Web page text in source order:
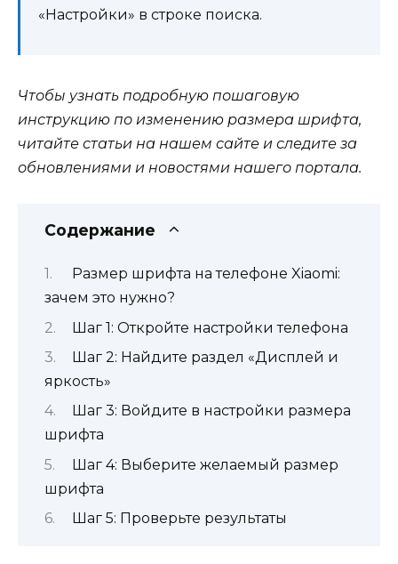
«Настройки» в строке поиска.
Чтобы узнать подробную пошаговую
инструкцию по изменению размера шрифта,
читайте статьи на нашем сайте и следите за
обновлениями и новостями нашего портала.
Содержание
Размер шрифта на телефоне Xiaomi:
зачем это нужно?
Шаг 1: Откройте настройки телефона
Шаг 2: Найдите раздел «Дисплей и
яркость»
Шаг 3: Войдите в настройки размера
шрифта
Шаг 4: Выберите желаемый размер
шрифта
Шаг 5: Проверьте результаты